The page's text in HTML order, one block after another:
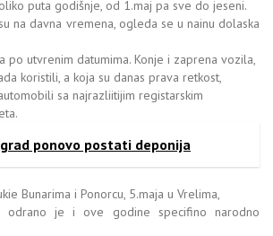
puta godišnje, od 1.maj pa sve do jeseni.
na davna vremena, ogleda se u nainu dolaska
po utvrenim datumima. Konje i zaprena vozila,
koristili, a koja su danas prava retkost,
sa najrazliitijim registarskim
ponovo postati deponija
Bunarima i Ponorcu, 5.maja u Vrelima,
odrano je i ove godine specifino narodno